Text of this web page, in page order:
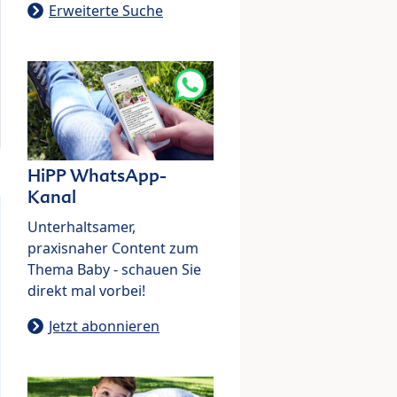
Erweiterte Suche
HiPP WhatsApp-
Kanal
Unterhaltsamer,
praxisnaher Content zum
Thema Baby - schauen Sie
direkt mal vorbei!
Jetzt abonnieren